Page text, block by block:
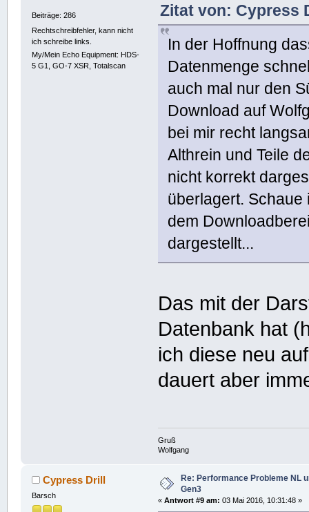
Beiträge: 286
Rechtschreibfehler, kann nicht
ich schreibe links.
My/Mein Echo Equipment: HDS-
5 G1, GO-7 XSR, Totalscan
Zitat von: Cypress
In der Hoffnung
Datenmenge
auch mal nur den
Download auf
bei mir recht
Althrein und Teile
nicht korrekt
überlagert.
dem
dargestellt...
Das mit der
Datenbank hat
ich diese neu
dauert aber
Gruß
Wolfgang
Cypress Drill
Barsch
Re: Performance Probleme NL
Gen3
«Antwort #9 am: 03 Mai 2016, 10:31:48 »